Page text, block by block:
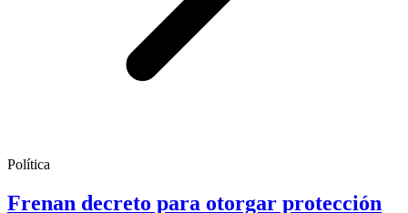
Política
Frenan decreto para otorgar protección